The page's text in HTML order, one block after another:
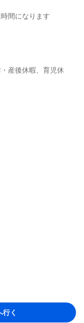
間になります
産後休暇、育児休
行く